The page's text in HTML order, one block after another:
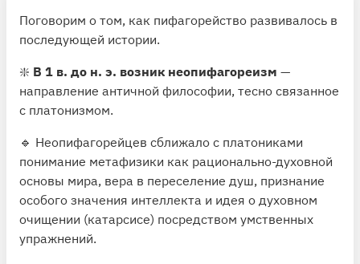
Поговорим о том, как пифагорейство развивалось в
последующей истории.
❇️ В 1 в. до н. э. возник неопифагореизм —
направление античной философии, тесно связанное
с платонизмом.
🔹 Неопифагорейцев сближало с платониками
понимание метафизики как рационально-духовной
основы мира, вера в переселение душ, признание
особого значения интеллекта и идея о духовном
очищении (катарсисе) посредством умственных
упражнений.